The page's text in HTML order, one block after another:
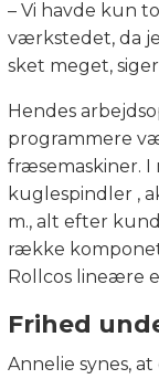
– Vi havde kun
værkstedet, da
sket meget,
Hendes
programmere
fræsemaskiner. I
kuglespindler ,
m., alt efter
række
Rollcos lineære
Frihed
Annelie synes,